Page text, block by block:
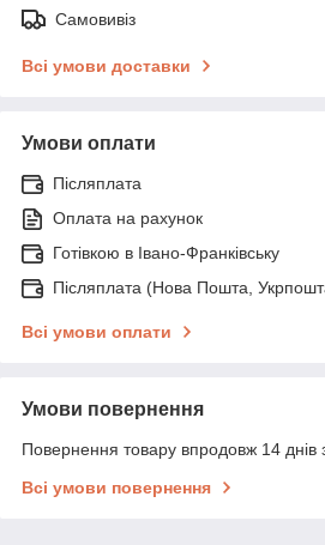
Самовивіз
Всі умови доставки
Умови оплати
Післяплата
Оплата на рахунок
Готівкою в Івано-Франківську
Післяплата (Нова Пошта,
Всі умови оплати
Умови повернення
Повернення товару впродовж 14 днів
Всі умови повернення